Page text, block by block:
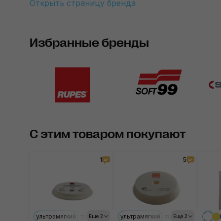
Открыть страницу бренда
Избранные бренды
С этим товаром покупают
1
Еще 2
ультрамягкий твёрдый средний мягкий
5
Еще 2
ультрамягкий твёрдый средний